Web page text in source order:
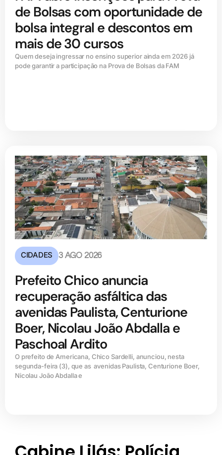
de Bolsas com oportunidade de
bolsa integral e descontos em
mais de 30 cursos
Quem deseja ingressar no ensino superior ainda em 2026 já
pode garantir a participação na Prova de Bolsas da FAM
CIDADES 3 AGO 2026
Prefeito Chico anuncia
recuperação asfáltica das
avenidas Paulista, Centurione
Boer, Nicolau João Abdalla e
Paschoal Ardito
O prefeito de Americana, Chico Sardelli, anunciou, nesta
segunda-feira (3), que as avenidas Paulista, Centurione Boer,
Nicolau João Abdalla e